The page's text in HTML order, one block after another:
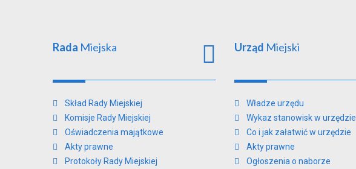
Rada Miejska
Skład Rady Miejskiej
Komisje Rady Miejskiej
Oświadczenia majątkowe
Akty prawne
Protokoły Rady Miejskiej
Urząd Miejski
Władze urzędu
Wykaz stanowisk w urzędzie
Co i jak załatwić w urzędzie
Akty prawne
Ogłoszenia o naborze